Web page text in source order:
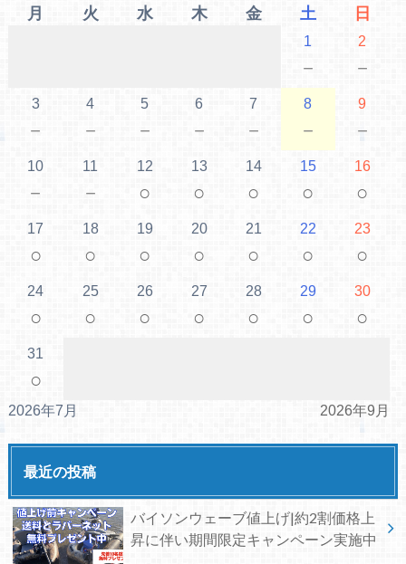
月 火 水 木 金 土 日
1
－
2
－
3
－
4
－
5
－
6
－
7
－
8
－
9
－
10
－
11
－
12
○
13
○
14
○
15
○
16
○
17
○
18
○
19
○
20
○
21
○
22
○
23
○
24
○
25
○
26
○
27
○
28
○
29
○
30
○
31
○
2026年7月 2026年9月
最近の投稿
バイソンウェーブ値上げ|約2割価格上
昇に伴い期間限定キャンペーン実施中